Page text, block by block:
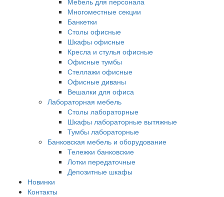
Многоместные секции
Банкетки
Столы офисные
Шкафы офисные
Кресла и стулья офисные
Офисные тумбы
Стеллажи офисные
Офисные диваны
Вешалки для офиса
Лабораторная мебель
Столы лабораторные
Шкафы лабораторные вытяжные
Тумбы лабораторные
Банковская мебель и оборудование
Тележки банковские
Лотки передаточные
Депозитные шкафы
Новинки
Контакты